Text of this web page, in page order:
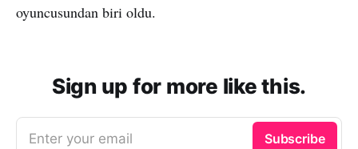
oyuncusundan biri oldu.
Sign up for more like this.
Enter your email Subscribe